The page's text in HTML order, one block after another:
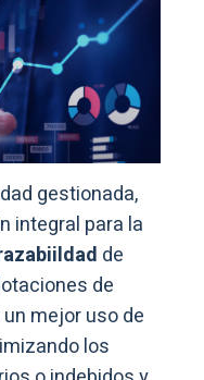
gestionada,
integral para la
de
de
mejor uso de
los